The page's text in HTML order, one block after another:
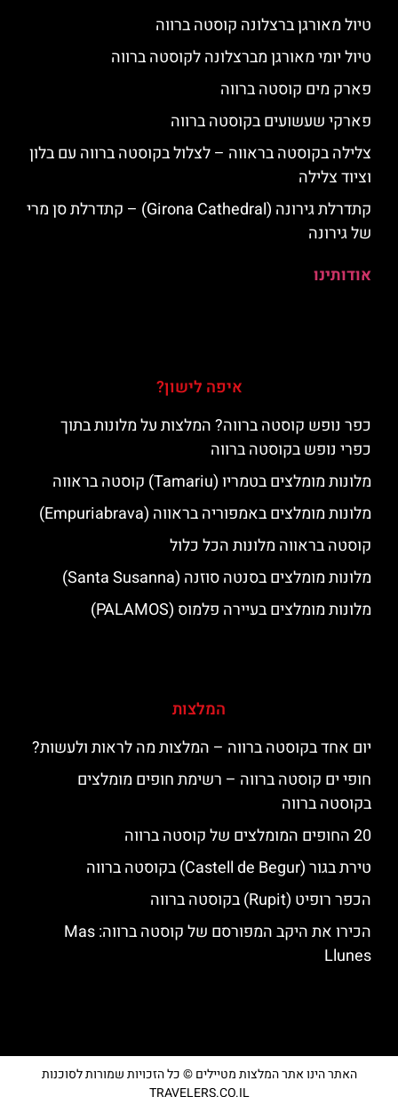
טיול מאורגן ברצלונה קוסטה ברווה
טיול יומי מאורגן מברצלונה לקוסטה ברווה
פארק מים קוסטה ברווה
פארקי שעשועים בקוסטה ברווה
צלילה בקוסטה בראווה – לצלול בקוסטה ברווה עם בלון
וציוד צלילה
קתדרלת גירונה (Girona Cathedral) – קתדרלת סן מרי
של גירונה
אודותינו
איפה לישון?
כפר נופש קוסטה ברווה? המלצות על מלונות בתוך
כפרי נופש בקוסטה ברווה
מלונות מומלצים בטמריו (Tamariu) קוסטה בראווה
מלונות מומלצים באמפוריה בראווה (Empuriabrava)
קוסטה בראווה מלונות הכל כלול
מלונות מומלצים בסנטה סוזנה (Santa Susanna)
מלונות מומלצים בעיירה פלמוס (PALAMOS)
המלצות
יום אחד בקוסטה ברווה – המלצות מה לראות ולעשות?
חופי ים קוסטה ברווה – רשימת חופים מומלצים
בקוסטה ברווה
20 החופים המומלצים של קוסטה ברווה
טירת בגור (Castell de Begur) בקוסטה ברווה
הכפר רופיט (Rupit) בקוסטה ברווה
הכירו את היקב המפורסם של קוסטה ברווה: ‪‪Mas
Llunes‬‬
האתר הינו אתר המלצות מטיילים © כל הזכויות שמורות לסוכנות